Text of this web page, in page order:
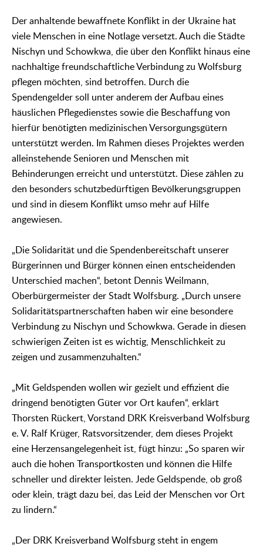
Der anhaltende bewaffnete Konflikt in der Ukraine hat
viele Menschen in eine Notlage versetzt. Auch die Städte
Nischyn und Schowkwa, die über den Konflikt hinaus eine
nachhaltige freundschaftliche Verbindung zu Wolfsburg
pflegen möchten, sind betroffen. Durch die
Spendengelder soll unter anderem der Aufbau eines
häuslichen Pflegedienstes sowie die Beschaffung von
hierfür benötigten medizinischen Versorgungsgütern
unterstützt werden. Im Rahmen dieses Projektes werden
alleinstehende Senioren und Menschen mit
Behinderungen erreicht und unterstützt. Diese zählen zu
den besonders schutzbedürftigen Bevölkerungsgruppen
und sind in diesem Konflikt umso mehr auf Hilfe
angewiesen.
„Die Solidarität und die Spendenbereitschaft unserer
Bürgerinnen und Bürger können einen entscheidenden
Unterschied machen“, betont Dennis Weilmann,
Oberbürgermeister der Stadt Wolfsburg. „Durch unsere
Solidaritätspartnerschaften haben wir eine besondere
Verbindung zu Nischyn und Schowkwa. Gerade in diesen
schwierigen Zeiten ist es wichtig, Menschlichkeit zu
zeigen und zusammenzuhalten.“
„Mit Geldspenden wollen wir gezielt und effizient die
dringend benötigten Güter vor Ort kaufen“, erklärt
Thorsten Rückert, Vorstand DRK Kreisverband Wolfsburg
e. V. Ralf Krüger, Ratsvorsitzender, dem dieses Projekt
eine Herzensangelegenheit ist, fügt hinzu: „So sparen wir
auch die hohen Transportkosten und können die Hilfe
schneller und direkter leisten. Jede Geldspende, ob groß
oder klein, trägt dazu bei, das Leid der Menschen vor Ort
zu lindern.“
„Der DRK Kreisverband Wolfsburg steht in engem